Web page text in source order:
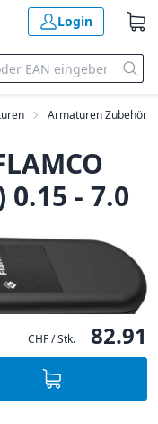
Login
Armaturen Zubehör
- 7.0
CHF / Stk. 82.91